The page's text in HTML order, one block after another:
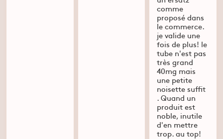
comme
proposé dans
le commerce.
je valide une
fois de plus! le
tube n'est pas
très grand
40mg mais
une petite
noisette suffit
. Quand un
produit est
noble, inutile
d'en mettre
trop. au top!